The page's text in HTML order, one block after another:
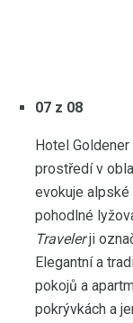
07 z 08
Hotel
prostředí v
evokuje alpské
pohodlné
Travelerji
Elegantní a
pokojů a
pokrývkách a